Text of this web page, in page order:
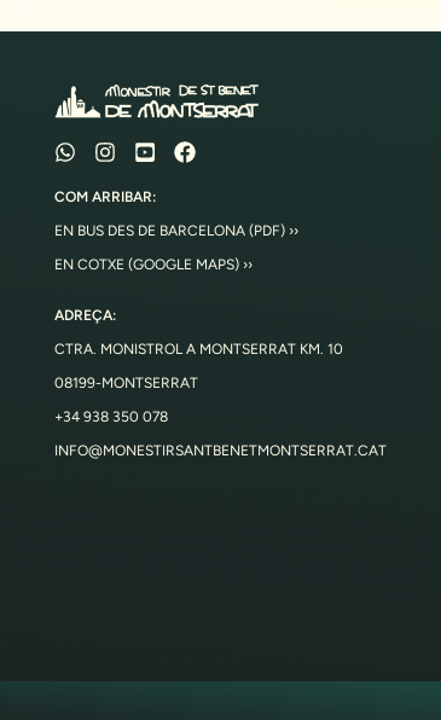
COM ARRIBAR:
EN BUS DES DE BARCELONA (PDF) ››
EN COTXE (GOOGLE MAPS) ››
ADREÇA:
CTRA. MONISTROL A MONTSERRAT KM. 10
08199-MONTSERRAT
+34 938 350 078
INFO@MONESTIRSANTBENETMONTSERRAT.CAT